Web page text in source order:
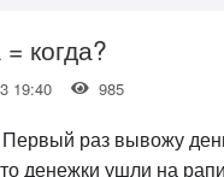
когда?
19:40 985
раз вывожу
денежки ушли на